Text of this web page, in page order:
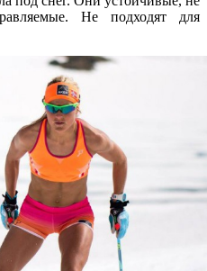
Не подходят для